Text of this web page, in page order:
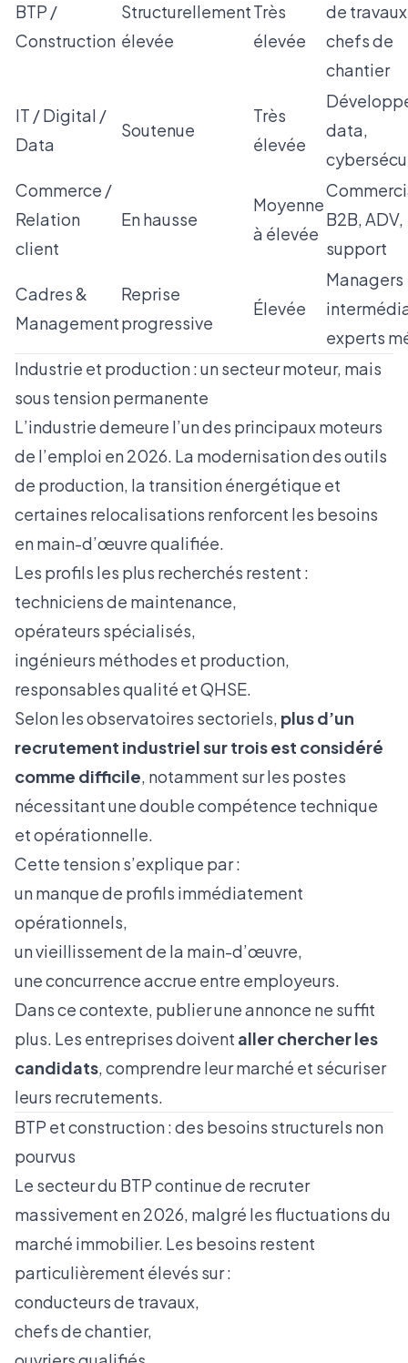
BTP /
Construction
Structurellement
élevée
Très
élevée
de
chefs de
chantier
IT / Digital /
Data
Soutenue
Très
élevée
data,
Commerce /
Relation
client
En hausse
Moyenne
à élevée
B2B, ADV,
support
Cadres &
Management
Reprise
progressive
Élevée
Managers
experts
Industrie et production : un secteur moteur, mais
sous tension permanente
L’industrie demeure l’un des principaux moteurs
de l’emploi en 2026. La modernisation des outils
de production, la transition énergétique et
certaines relocalisations renforcent les besoins
en main-d’œuvre qualifiée.
Les profils les plus recherchés restent :
techniciens de maintenance,
opérateurs spécialisés,
ingénieurs méthodes et production,
responsables qualité et QHSE.
Selon les observatoires sectoriels, plus d’un
recrutement industriel sur trois est considéré
comme difficile, notamment sur les postes
nécessitant une double compétence technique
et opérationnelle.
Cette tension s’explique par :
un manque de profils immédiatement
opérationnels,
un vieillissement de la main-d’œuvre,
une concurrence accrue entre employeurs.
Dans ce contexte, publier une annonce ne suffit
plus. Les entreprises doivent aller chercher les
candidats, comprendre leur marché et sécuriser
leurs recrutements.
BTP et construction : des besoins structurels non
pourvus
Le secteur du BTP continue de recruter
massivement en 2026, malgré les fluctuations du
marché immobilier. Les besoins restent
particulièrement élevés sur :
conducteurs de travaux,
chefs de chantier,